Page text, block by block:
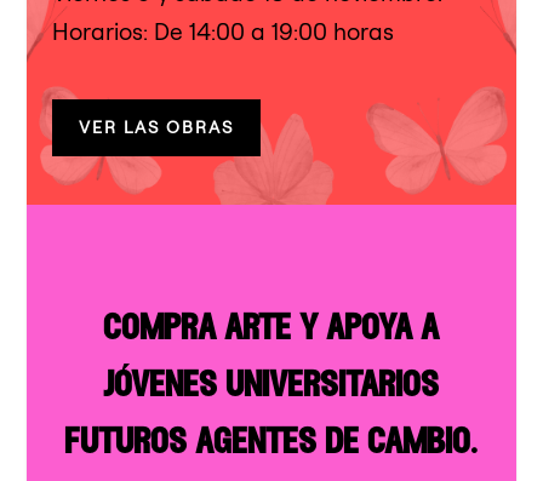
Horarios: De 14:00 a 19:00 horas
VER LAS OBRAS
compra arte y apoya a
jóvenes universitarios
futuros agentes de cambio.